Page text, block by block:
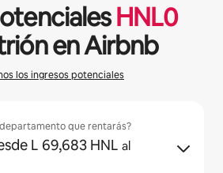
HNL0
en Airbnb
los ingresos potenciales
que rentarás?
L 69,683 HNL al